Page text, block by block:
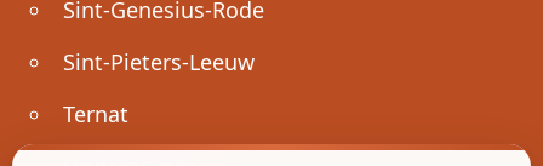
Sint-Genesius-Rode
Sint-Pieters-Leeuw
Ternat